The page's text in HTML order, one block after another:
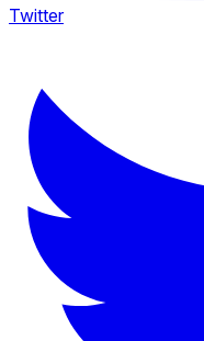
Twitter